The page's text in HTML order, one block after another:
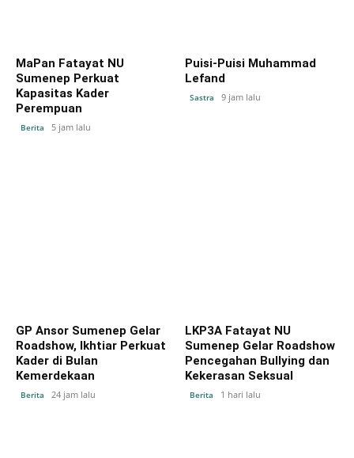
MaPan Fatayat NU
Sumenep Perkuat
Kapasitas Kader
Perempuan
Berita 5 jam lalu
Puisi-Puisi Muhammad
Lefand
Sastra 9 jam lalu
GP Ansor Sumenep Gelar
Roadshow, Ikhtiar Perkuat
Kader di Bulan
Kemerdekaan
Berita 24 jam lalu
LKP3A Fatayat NU
Sumenep Gelar Roadshow
Pencegahan Bullying dan
Kekerasan Seksual
Berita 1 hari lalu